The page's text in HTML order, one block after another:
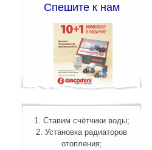
Спешите к нам
1. Ставим счётчики воды;
2. Установка радиаторов
отопления;